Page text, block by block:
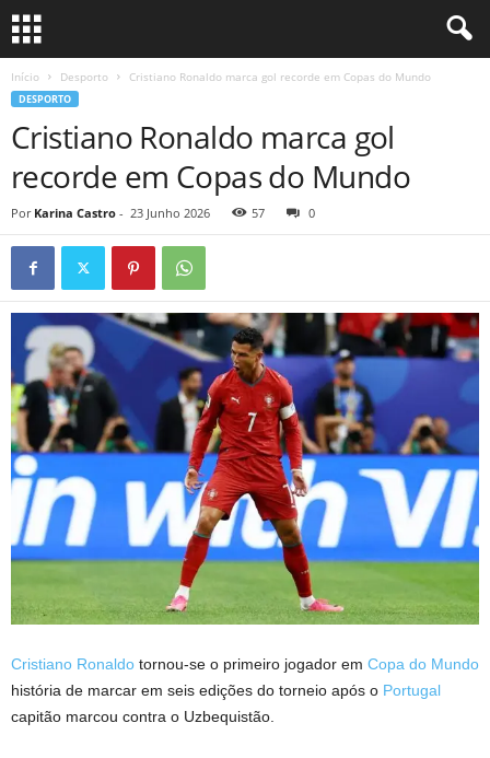
Início Desporto Cristiano Ronaldo marca gol recorde em Copas do Mundo
DESPORTO
Cristiano Ronaldo marca gol
recorde em Copas do Mundo
Por Karina Castro - 23 Junho 2026 57 0
Cristiano Ronaldo tornou-se o primeiro jogador em Copa do Mundo
história de marcar em seis edições do torneio após o Portugal
capitão marcou contra o Uzbequistão.